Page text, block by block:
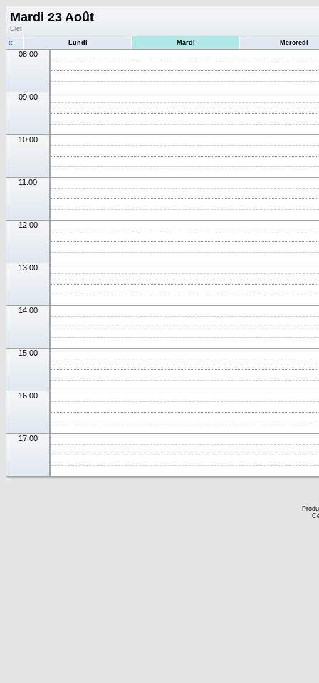
Mardi 23 Août
Giet
« Lundi Mardi Mercredi
08:00
09:00
10:00
11:00
12:00
13:00
14:00
15:00
16:00
17:00